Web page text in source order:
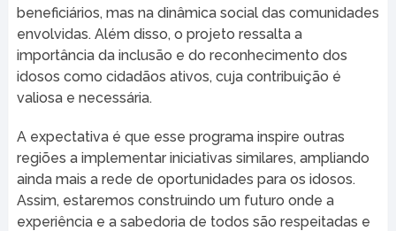
beneficiários, mas na dinâmica social das comunidades
envolvidas. Além disso, o projeto ressalta a
importância da inclusão e do reconhecimento dos
idosos como cidadãos ativos, cuja contribuição é
valiosa e necessária.
A expectativa é que esse programa inspire outras
regiões a implementar iniciativas similares, ampliando
ainda mais a rede de oportunidades para os idosos.
Assim, estaremos construindo um futuro onde a
experiência e a sabedoria de todos são respeitadas e